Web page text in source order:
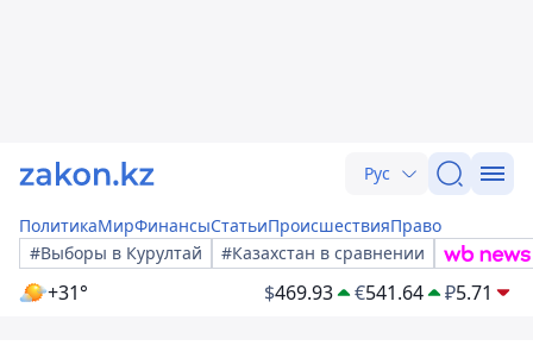
Рус
ПолитикаМирФинансыСтатьиПроисшествияПраво
#Выборы в Курултай
#Казахстан в сравнении
+31° $469.93 €541.64 ₽5.71